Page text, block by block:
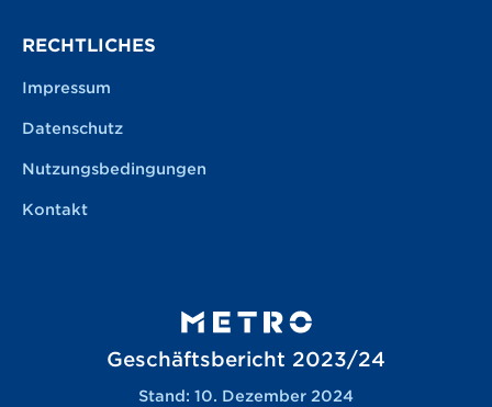
RECHTLICHES
Impressum
Datenschutz
Nutzungsbedingungen
Kontakt
Geschäftsbericht 2023/24
Stand: 10. Dezember 2024